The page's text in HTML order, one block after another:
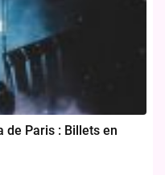
de Paris : Billets en